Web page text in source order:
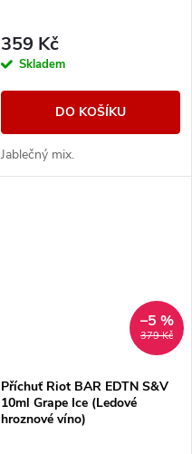
359 Kč
Skladem
DO KOŠÍKU
Jablečný mix.
379 Kč
–5 %
Příchuť Riot BAR EDTN S&V
10ml Grape Ice (Ledové
hroznové víno)